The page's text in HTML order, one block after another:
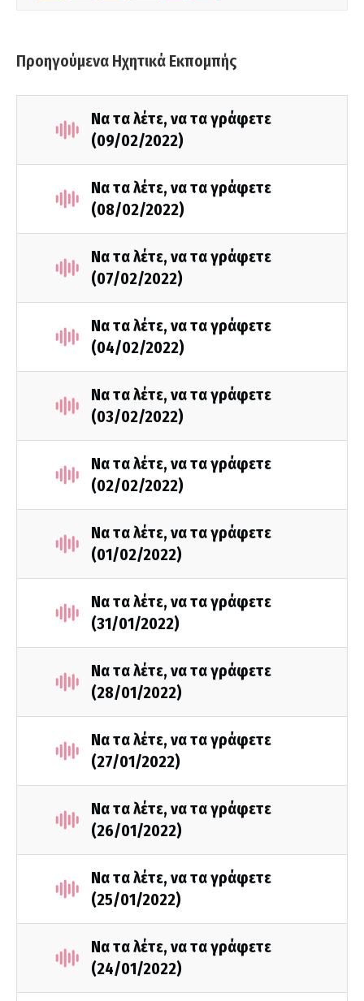
Προηγούμενα Ηχητικά Εκπομπής
Να τα λέτε, να τα γράφετε
(09/02/2022)
Να τα λέτε, να τα γράφετε
(08/02/2022)
Να τα λέτε, να τα γράφετε
(07/02/2022)
Να τα λέτε, να τα γράφετε
(04/02/2022)
Να τα λέτε, να τα γράφετε
(03/02/2022)
Να τα λέτε, να τα γράφετε
(02/02/2022)
Να τα λέτε, να τα γράφετε
(01/02/2022)
Να τα λέτε, να τα γράφετε
(31/01/2022)
Να τα λέτε, να τα γράφετε
(28/01/2022)
Να τα λέτε, να τα γράφετε
(27/01/2022)
Να τα λέτε, να τα γράφετε
(26/01/2022)
Να τα λέτε, να τα γράφετε
(25/01/2022)
Να τα λέτε, να τα γράφετε
(24/01/2022)